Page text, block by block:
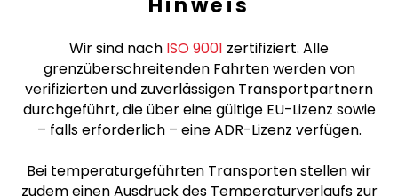
Hinweis
Wir sind nach ISO 9001zertifiziert. Alle
verifizierten und zuverlässigen Transportpartnern
durchgeführt, die über eine gültige EU-Lizenz sowie